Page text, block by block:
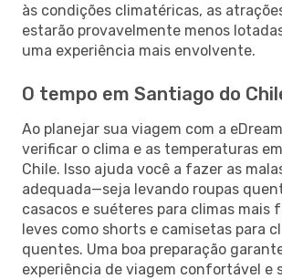
às condições climatéricas, as
estarão provavelmente menos
uma experiência mais envolvente.
O tempo em Santiago do
Ao planejar sua viagem com a
verificar o clima e as temperaturas
Chile. Isso ajuda você a fazer as
adequada—seja levando roupas
casacos e suéteres para climas mais
leves como shorts e camisetas para
quentes. Uma boa preparação
experiência de viagem confortável e